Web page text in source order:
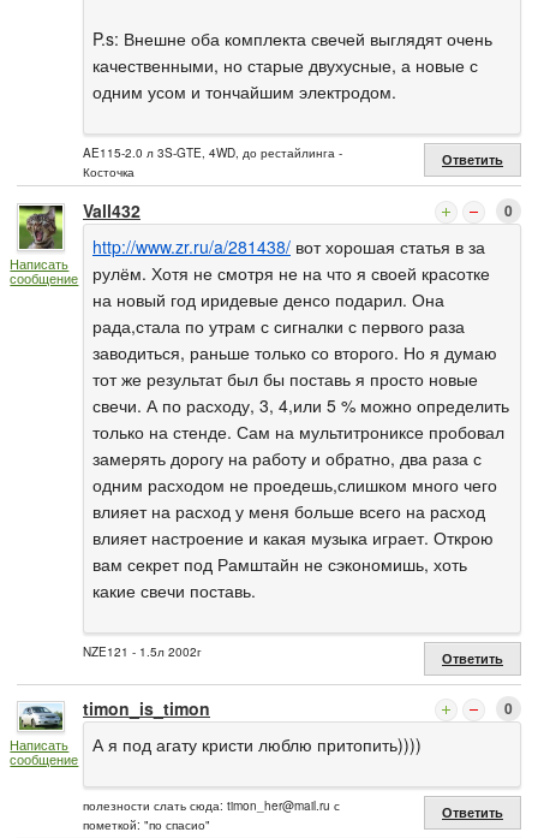
P.s: Внешне оба комплекта свечей выглядят очень
качественными, но старые двухусные, а новые с
одним усом и тончайшим электродом.
AE115-2.0 л 3S-GTE, 4WD, до рестайлинга -
Косточка
Ответить
Написать
сообщение
Vall432 0
http://www.zr.ru/a/281438/ вот хорошая статья в за
рулём. Хотя не смотря не на что я своей красотке
на новый год иридевые денсо подарил. Она
рада,стала по утрам с сигналки с первого раза
заводиться, раньше только со второго. Но я думаю
тот же результат был бы поставь я просто новые
свечи. А по расходу, 3, 4,или 5 % можно определить
только на стенде. Сам на мультитрониксе пробовал
замерять дорогу на работу и обратно, два раза с
одним расходом не проедешь,слишком много чего
влияет на расход у меня больше всего на расход
влияет настроение и какая музыка играет. Открою
вам секрет под Рамштайн не сэкономишь, хоть
какие свечи поставь.
NZE121 - 1.5л 2002г Ответить
Написать
сообщение
timon_is_timon 0
А я под агату кристи люблю притопить))))
полезности слать сюда: timon_her@mail.ru с
пометкой: "по спасио"
Ответить